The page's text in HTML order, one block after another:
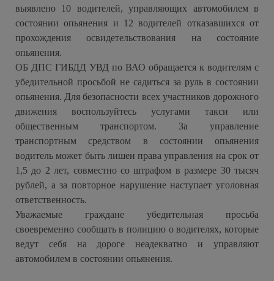
выявлено 10 водителей, управляющих автомобилем в
состоянии опьянения и 12 водителей отказавшихся от
прохождения освидетельствования на состояние
опьянения.
ОБ ДПС ГИБДД УВД по ВАО обращается к водителям с
убедительной просьбой не садиться за руль в состоянии
опьянения. Для безопасности всех участников дорожного
движения воспользуйтесь услугами такси или
общественным транспортом. За управление
транспортным средством в состоянии опьянения
водитель может быть лишен права управления на срок от
1,5 до 2 лет, совместно со штрафом в размере 30 тысяч
рублей, а за повторное нарушение наступает уголовная
ответственность.
Уважаемые граждане убедительная просьба
своевременно сообщать в полицию о водителях, которые
ведут себя на дороге неадекватно и управляют
автомобилем в состоянии опьянения.